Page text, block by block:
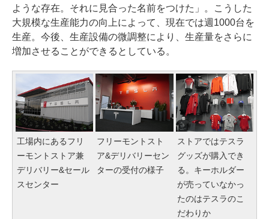
ような存在。それに見合った名前をつけた」。こうした
大規模な生産能力の向上によって、現在では週1000台を
生産。今後、生産設備の微調整により、生産量をさらに
増加させることができるとしている。
工場内にあるフリ
ーモントストア兼
デリバリー&セール
スセンター
フリーモントスト
ア&デリバリーセン
ターの受付の様子
ストアではテスラ
グッズが購入でき
る。キーホルダー
が売っていなかっ
たのはテスラのこ
だわりか